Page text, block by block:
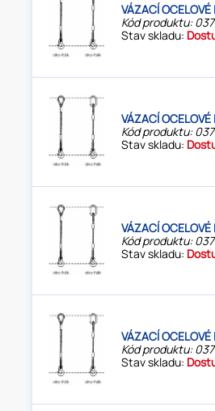
VÁZACÍ
Kód produktu:
Stav skladu:
VÁZACÍ
Kód produktu:
Stav skladu:
VÁZACÍ OCELOVÉ
Kód produktu:
Stav skladu:
VÁZACÍ
Kód produktu:
Stav skladu: